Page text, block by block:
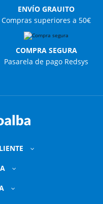
ENVÍO GRAUITO
Compras superiores a 50€
COMPRA SEGURA
Pasarela de pago Redsys